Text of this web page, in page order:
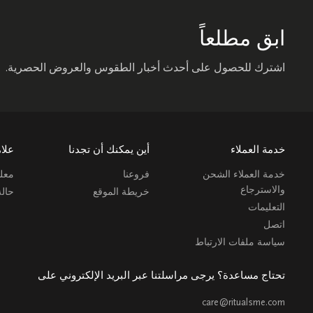
ابق مطلعاً
اشترك للحصول على أحدث أخبار الطقوس والعروض الحصرية.
خدمة العملاء
خدمة العملاء الشحن
والاسترجاع
التعليمات
اتصل
سياسة ملفات الارتباط
أين يمكنك أن تجدنا
فروعنا
خريطة الموقع
تحتاج مساعدة؟ يرجى مراسلتنا عبر البريد الإلكتروني على
care@ritualsme.com